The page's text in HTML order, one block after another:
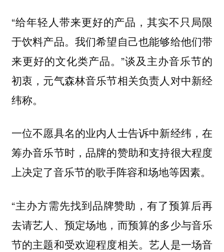
“给年轻人带来更好的产品，其实不只局限
于饮料产品。我们希望自己也能够给他们带
来更好的文化类产品。”谈及主办音乐节的
初衷，元气森林音乐节相关负责人对中新经
纬称。
一位不愿具名的业内人士告诉中新经纬，在
筹办音乐节时，品牌的赞助和支持很大程度
上决定了音乐节的歌手阵容和场地等因素。
“主办方需先找到品牌赞助，有了预算后再
去请艺人、预定场地，而预算的多少与音乐
节的主题和受欢迎程度相关。艺人是一场音